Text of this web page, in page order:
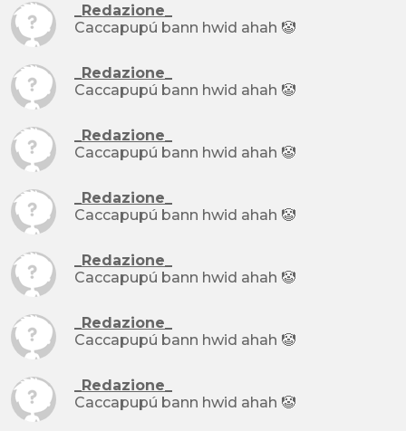
_Redazione_
Caccapupú bann hwid ahah 🤡
_Redazione_
Caccapupú bann hwid ahah 🤡
_Redazione_
Caccapupú bann hwid ahah 🤡
_Redazione_
Caccapupú bann hwid ahah 🤡
_Redazione_
Caccapupú bann hwid ahah 🤡
_Redazione_
Caccapupú bann hwid ahah 🤡
_Redazione_
Caccapupú bann hwid ahah 🤡